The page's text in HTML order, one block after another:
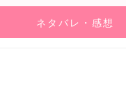
ネタバレ・感想